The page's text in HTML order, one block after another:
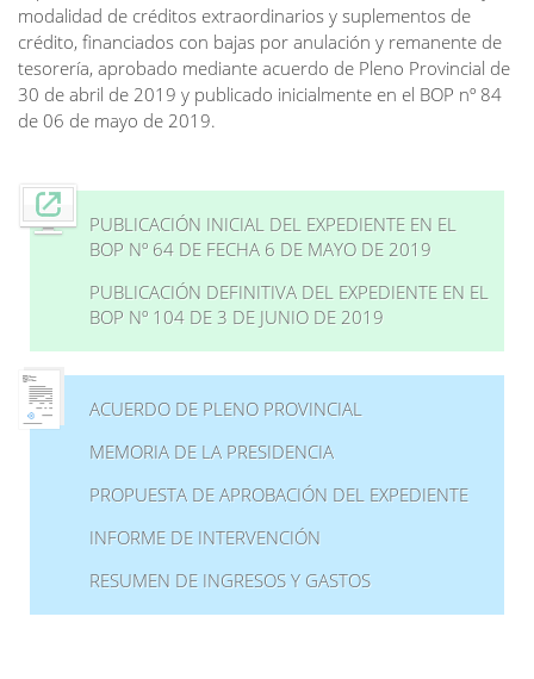
modalidad de créditos extraordinarios y suplementos de
crédito, financiados con bajas por anulación y remanente de
tesorería, aprobado mediante acuerdo de Pleno Provincial de
30 de abril de 2019 y publicado inicialmente en el BOP nº 84
de 06 de mayo de 2019.
PUBLICACIÓN INICIAL DEL EXPEDIENTE EN EL
BOP Nº 64 DE FECHA 6 DE MAYO DE 2019
PUBLICACIÓN DEFINITIVA DEL EXPEDIENTE EN EL
BOP Nº 104 DE 3 DE JUNIO DE 2019
ACUERDO DE PLENO PROVINCIAL
MEMORIA DE LA PRESIDENCIA
PROPUESTA DE APROBACIÓN DEL EXPEDIENTE
INFORME DE INTERVENCIÓN
RESUMEN DE INGRESOS Y GASTOS